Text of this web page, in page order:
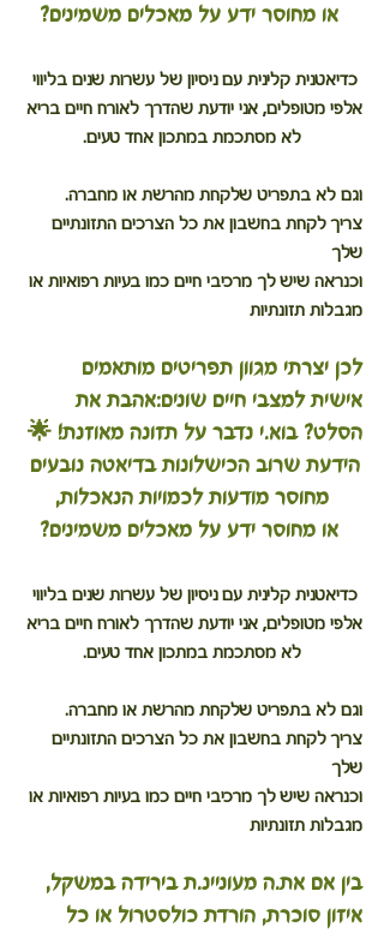
או מחוסר ידע על מאכלים משמינים?
כדיאטנית קלינית עם ניסיון של עשרות שנים בליווי
אלפי מטופלים, אני יודעת שהדרך לאורח חיים בריא
לא מסתכמת במתכון אחד טעים.
וגם לא בתפריט שלקחת מהרשת או מחברה.
צריך לקחת בחשבון את כל הצרכים התזונתיים
שלך
וכנראה שיש לך מרכיבי חיים כמו בעיות רפואיות או
מגבלות תזונתיות
לכן יצרתי מגוון תפריטים מותאמים
אישית למצבי חיים שונים:אהבת את
הסלט? בוא.י נדבר על תזונה מאוזנת! 🌟
הידעת שרוב הכישלונות בדיאטה נובעים
מחוסר מודעות לכמויות הנאכלות,
או מחוסר ידע על מאכלים משמינים?
כדיאטנית קלינית עם ניסיון של עשרות שנים בליווי
אלפי מטופלים, אני יודעת שהדרך לאורח חיים בריא
לא מסתכמת במתכון אחד טעים.
וגם לא בתפריט שלקחת מהרשת או מחברה.
צריך לקחת בחשבון את כל הצרכים התזונתיים
שלך
וכנראה שיש לך מרכיבי חיים כמו בעיות רפואיות או
מגבלות תזונתיות
בין אם את.ה מעוניינ.ת בירידה במשקל,
איזון סוכרת, הורדת כולסטרול או כל